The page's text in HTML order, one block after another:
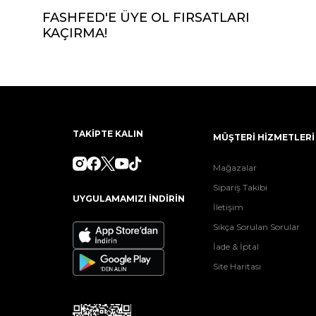
FASHFED'E ÜYE OL FIRSATLARI
KAÇIRMA!
TAKİPTE KALIN
UYGULAMAMIZI İNDİRİN
MÜŞTERİ HİZMETLERİ
Mağazalar
Sipariş Takibi
İletişim
Sıkça Sorulan Sorular
İade & İptal
Site Haritası